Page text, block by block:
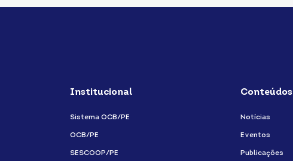
Institucional
Sistema OCB/PE
OCB/PE
SESCOOP/PE
Conteúdos
Notícias
Eventos
Publicações